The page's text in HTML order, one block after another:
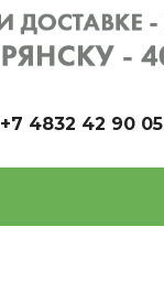
+7 4832 42 90 05